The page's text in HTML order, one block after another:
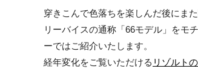
穿きこんで色落ちを楽しんだ後にま
リーバイスの通称「66モデル」をモ
ーではご紹介いたします。
経年変化をご覧いただける リゾルト